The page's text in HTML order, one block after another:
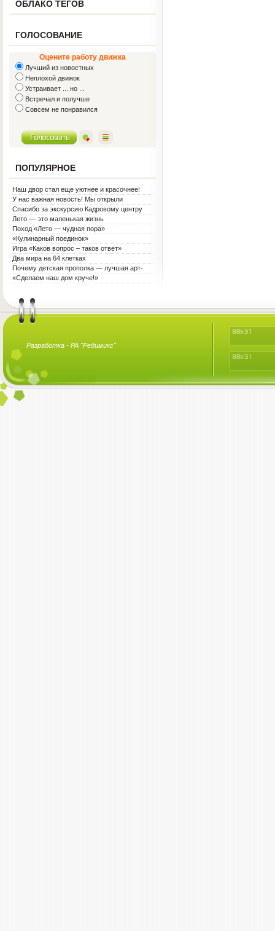
ОБЛАКО ТЕГОВ
ГОЛОСОВАНИЕ
Оцените работу движка
Лучший из новостных
Неплохой движок
Устраивает ... но ...
Встречал и получше
Совсем не понравился
ПОПУЛЯРНОЕ
Наш двор стал еще уютнее и красочнее!
У нас важная новость! Мы открыли
Социальную гостиную.
Спасибо за экскурсию Кадровому центру
Лето — это маленькая жизнь
Поход «Лето — чудная пора»
«Кулинарный поединок»
Игра «Каков вопрос – таков ответ»
Два мира на 64 клетках
Почему детская прополка — лучшая арт-
терапия для воспитателя?
«Сделаем наш дом круче!»
Разработка - РА "Редимикс"